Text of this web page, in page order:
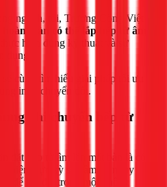
ngành, tôi, Trương Công Việt
hoàn toàn có thể lắp bếp từ âm
thực hiện đúng kỹ thuật và sử
dụng.
cùng tìm hiểu giải pháp tối ưu
inox chuyển đổi.
khi chuyển bếp từ
đặt bếp từ âm lên mặt bàn là có
niệm cực kỳ sai lầm và nguy
để lắp đặt trong một không